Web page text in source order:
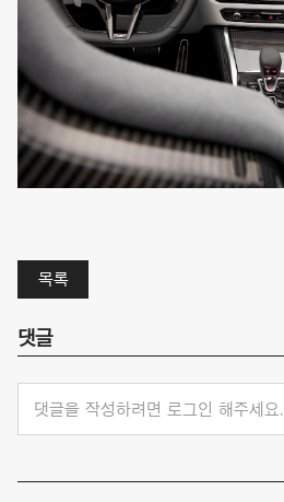
목록
댓글
댓글을 작성하려면 로그인 해주세요.